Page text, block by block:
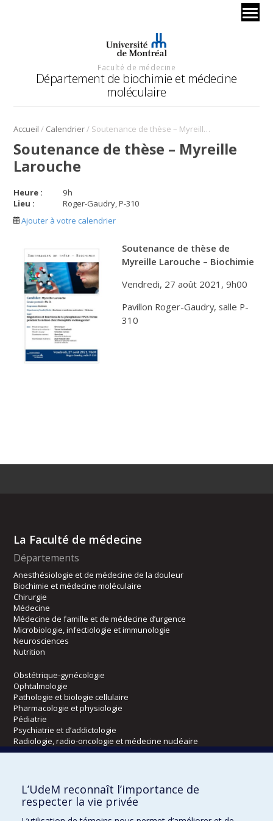
Faculté de médecine
Département de biochimie et médecine
moléculaire
Accueil / Calendrier/ Soutenance de thèse – Myreille Larouche
Soutenance de thèse – Myreille
Larouche
Heure : 9h
Lieu :
Roger-Gaudry, P-310
Ajouter à votre calendrier
Soutenance de thèse de
Myreille Larouche – Biochimie
Vendredi, 27 août 2021, 9h00
Pavillon Roger-Gaudry, salle P-
310
La Faculté de médecine
Départements
Anesthésiologie et de médecine de la douleur
Biochimie et médecine moléculaire
Chirurgie
Médecine
Médecine de famille et de médecine d’urgence
Microbiologie, infectiologie et immunologie
Neurosciences
Nutrition
Obstétrique-gynécologie
Ophtalmologie
Pathologie et biologie cellulaire
Pharmacologie et physiologie
Pédiatrie
Psychiatrie et d’addictologie
Radiologie, radio-oncologie et médecine nucléaire
Écoles
Kinésiologie et des sciences de l’activité physique
Orthophonie et audiologie
L’UdeM reconnaît l’importance de
respecter la vie privée